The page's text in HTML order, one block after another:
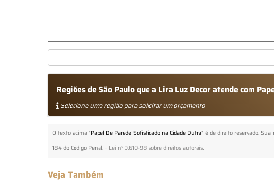
Regiões de São Paulo que a Lira Luz Decor atende com
Selecione uma região para solicitar um orçamento
O texto acima "Papel De Parede Sofisticado na Cidade Dutra" é de direito reservado.
184 do Código Penal. – Lei n° 9.610-98 sobre direitos autorais.
Veja Também